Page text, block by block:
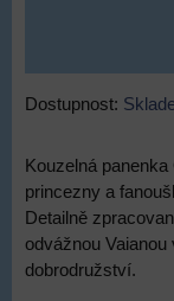
Dostupnost:
Kouzelná
princezny a
Detailně
odvážnou
dobrodružství.